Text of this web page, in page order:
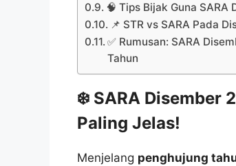
🧠 Tips Bijak Guna SARA
📌 STR vs SARA Pada
✅ Rumusan: SARA
Tahun
❄️ SARA Disember
Paling Jelas!
Menjelang penghujung